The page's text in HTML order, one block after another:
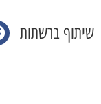
שיתוף ברשתות